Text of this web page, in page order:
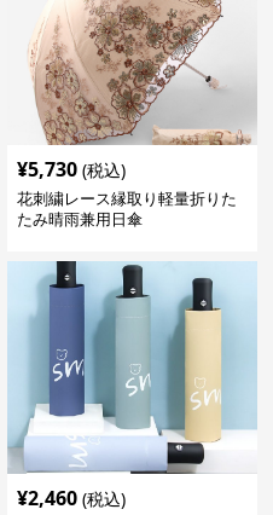
¥5,730 (税込)
花刺繍レース縁取り軽量折りた
たみ晴雨兼用日傘
¥2,460 (税込)